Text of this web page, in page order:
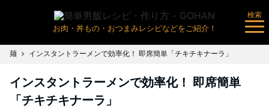
お肉・丼もの・おつまみレシピなどをご紹介！
検索
麺 インスタントラーメンで効率化！ 即席簡単「チキチキナーラ」
インスタントラーメンで効率化！ 即席簡単
「チキチキナーラ」